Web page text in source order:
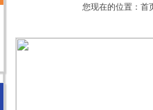
您现在的位置： 首